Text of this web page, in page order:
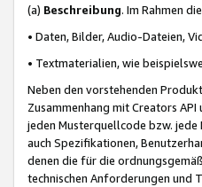
(a) Beschreibung. Im Rahmen
• Daten, Bilder, Audio-Dateien,
• Textmaterialien, wie
Neben den vorstehenden
Zusammenhang mit Creators
jeden Musterquellcode bzw.
auch Spezifikationen,
denen die für die
technischen Anforderungen und